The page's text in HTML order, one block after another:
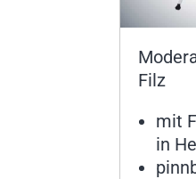
Filz
mit
in